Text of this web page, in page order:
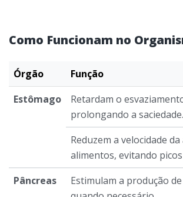
Como Funcionam no
Órgão
Função
Estômago
Retardam o
prolongando a saciedade.
Reduzem a velocidade
alimentos, evitando
Pâncreas
Estimulam a produção